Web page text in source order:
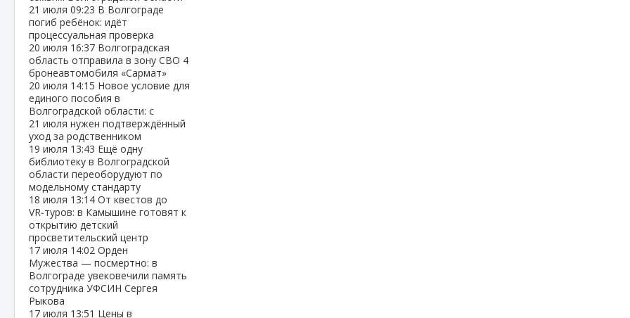
21 июля 09:23 В Волгограде
погиб ребёнок: идёт
процессуальная проверка
20 июля 16:37 Волгоградская
область отправила в зону СВО 4
бронеавтомобиля «Сармат»
20 июля 14:15 Новое условие для
единого пособия в
Волгоградской области: с
21 июля нужен подтверждённый
уход за родственником
19 июля 13:43 Ещё одну
библиотеку в Волгоградской
области переоборудуют по
модельному стандарту
18 июля 13:14 От квестов до
VR‑туров: в Камышине готовят к
открытию детский
просветительский центр
17 июля 14:02 Орден
Мужества — посмертно: в
Волгограде увековечили память
сотрудника УФСИН Сергея
Рыкова
17 июля 13:51 Цены в